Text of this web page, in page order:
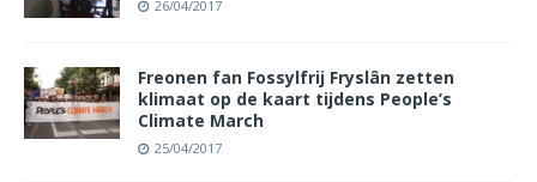
26/04/2017
Freonen fan Fossylfrij Fryslân zetten
klimaat op de kaart tijdens People’s
Climate March
25/04/2017